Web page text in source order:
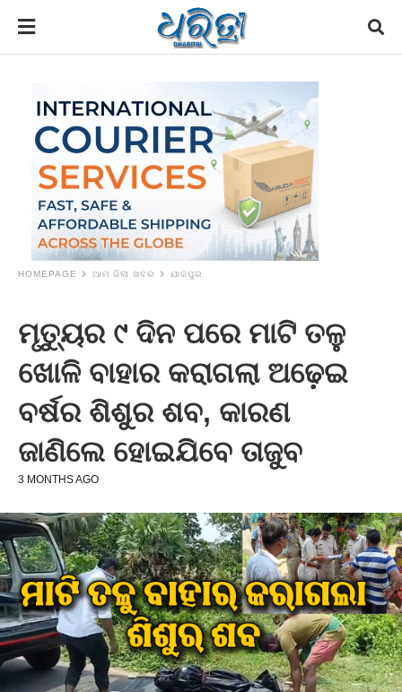
HOMEPAGE ଆମ ଜିଲା ଖବର ଯାଜପୁର
ମୃତ୍ୟୁର ୯ ଦିନ ପରେ ମାଟି ତଳୁ
ଖୋଳି ବାହାର କରାଗଲା ଅଢ଼େଇ
ବର୍ଷର ଶିଶୁର ଶବ, କାରଣ
ଜାଣିଲେ ହୋଇଯିବେ ତାଜୁବ
3 MONTHS AGO